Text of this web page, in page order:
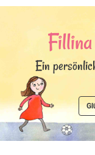
Fillina
Ein